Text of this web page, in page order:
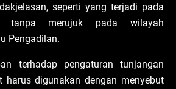
seperti yang terjadi pada
tanpa merujuk pada wilayah
Pengadilan.
terhadap pengaturan tunjangan
harus digunakan dengan menyebut